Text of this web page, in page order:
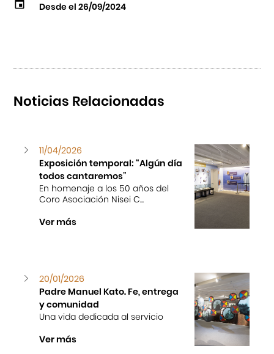
Desde el 26/09/2024
Noticias Relacionadas
11/04/2026
Exposición temporal: “Algún día
todos cantaremos”
En homenaje a los 50 años del
Coro Asociación Nisei C...
Ver más
20/01/2026
Padre Manuel Kato. Fe, entrega
y comunidad
Una vida dedicada al servicio
Ver más